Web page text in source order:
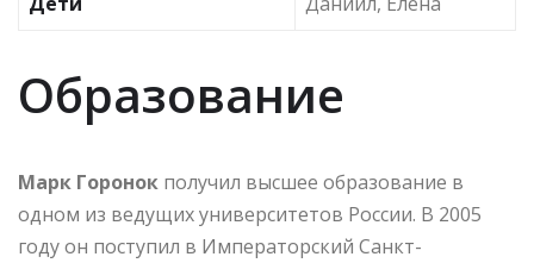
Образование
Марк Горонок получил высшее образование в
одном из ведущих университетов России. В 2005
году он поступил в Императорский Санкт-